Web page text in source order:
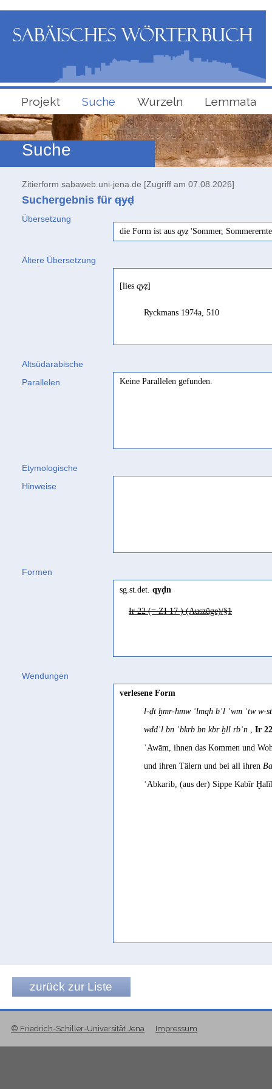
Projekt Suche Wurzeln Lemmata
Suche
Zitierform sabaweb.uni-jena.de [Zugriff am 07.08.2026]
Suchergebnis für qyḍ
Übersetzung
die Form ist aus qyẓ'Sommer,
Ältere Übersetzung
[lies qyẓ]
Ryckmans 1974a, 510
Altsüdarabische
Parallelen
Keine Parallelen gefunden.
Etymologische
Hinweise
Formen
sg.st.det. qyḍn
Ir 22 (= ZI 17 ) (Auszüge)/§1
Wendungen
verlesene Form
l-ḏt ḫmr-hmw ʾlmqh bʿl ʾwm ʾtw w-
wddʾl bn ʾbkrb bn kbr ḫll rbʿn , Ir
ʾAwām, ihnen das Kommen und
und ihren Tälern und bei all ihren
ʾAbkarib, (aus der) Sippe Kabīr
zurück zur Liste
© Friedrich-Schiller-Universität Jena Impressum